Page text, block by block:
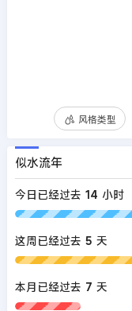
风格类型
似水流年
今日已经过去 14 小时
这周已经过去 5 天
本月已经过去 7 天